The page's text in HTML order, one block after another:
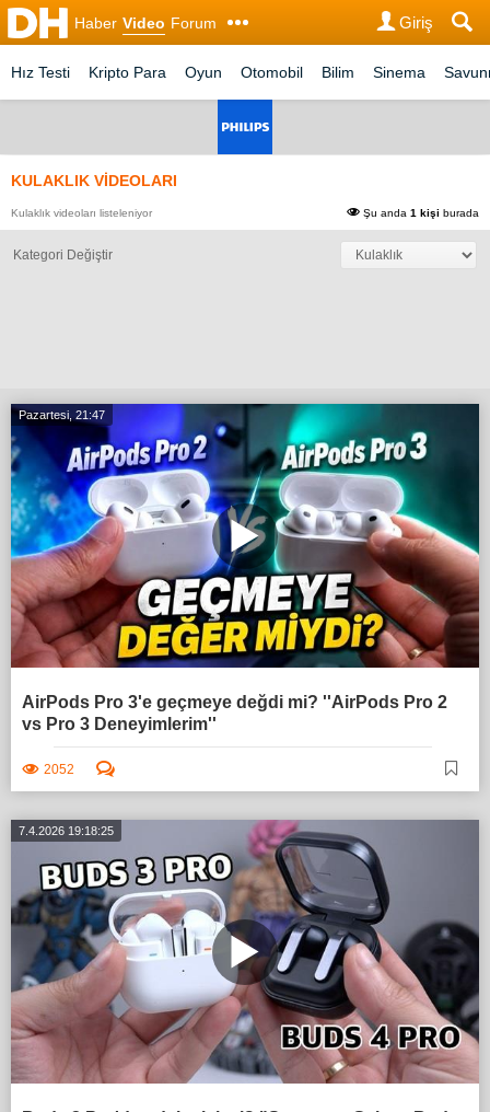
Haber Video Forum Giriş
Hız Testi Kripto Para Oyun Otomobil Bilim Sinema
KULAKLIK VİDEOLARI
Kulaklık videoları listeleniyor Şu anda 1 kişi burada
Kategori Değiştir
Pazartesi, 21:47
AirPods Pro 3'e geçmeye değdi mi? ''AirPods Pro 2
vs Pro 3 Deneyimlerim''
2052
7.4.2026 19:18:25